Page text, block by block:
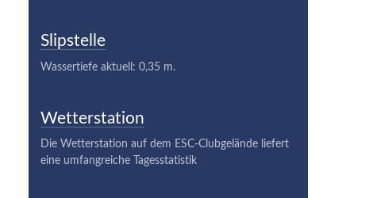
Slipstelle
Wassertiefe aktuell: 0,35 m.
Wetterstation
Die Wetterstation auf dem ESC-Clubgelände liefert
eine umfangreiche Tagesstatistik